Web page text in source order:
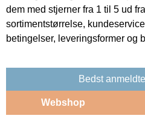
dem med stjerner fra 1 til 5 ud
sortimentstørrelse,
betingelser, leveringsformer og
Bedst
Webshop